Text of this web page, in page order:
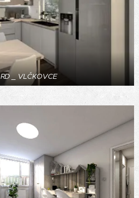
RD _ VLČKOVCE